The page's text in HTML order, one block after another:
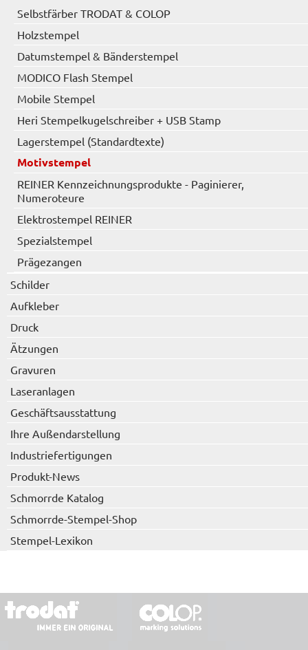
Selbstfärber TRODAT & COLOP
Holzstempel
Datumstempel & Bänderstempel
MODICO Flash Stempel
Mobile Stempel
Heri Stempelkugelschreiber + USB Stamp
Lagerstempel (Standardtexte)
Motivstempel
REINER Kennzeichnungsprodukte - Paginierer,
Numeroteure
Elektrostempel REINER
Spezialstempel
Prägezangen
Schilder
Aufkleber
Druck
Ätzungen
Gravuren
Laseranlagen
Geschäftsausstattung
Ihre Außendarstellung
Industriefertigungen
Produkt-News
Schmorrde Katalog
Schmorrde-Stempel-Shop
Stempel-Lexikon